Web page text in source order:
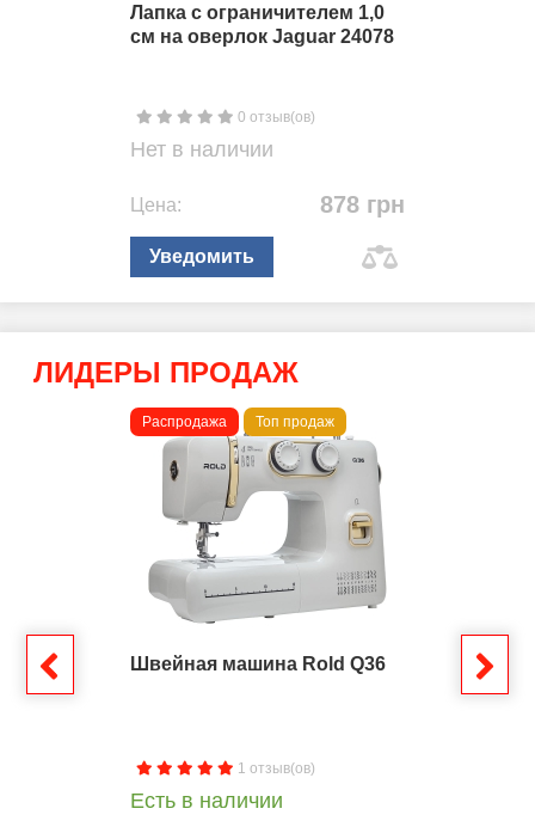
Лапка с ограничителем 1,0
см на оверлок Jaguar 24078
0 отзыв(ов)
Нет в наличии
Цена: 878 грн
Уведомить
ЛИДЕРЫ ПРОДАЖ
Распродажа Топ продаж
Швейная машина Rold Q36
1 отзыв(ов)
Есть в наличии